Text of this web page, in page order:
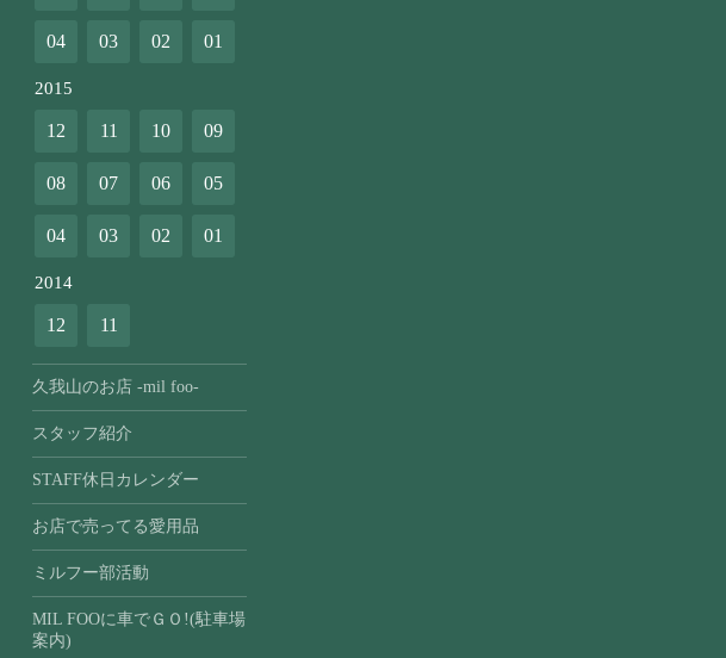
04 03 02 01
2015
12 11 10 09
08 07 06 05
04 03 02 01
2014
12 11
久我山のお店 -mil foo-
スタッフ紹介
STAFF休日カレンダー
お店で売ってる愛用品
ミルフー部活動
MIL FOOに車でＧＯ!(駐車場
案内)